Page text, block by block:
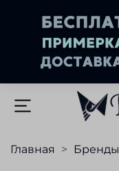
Главная Бренды